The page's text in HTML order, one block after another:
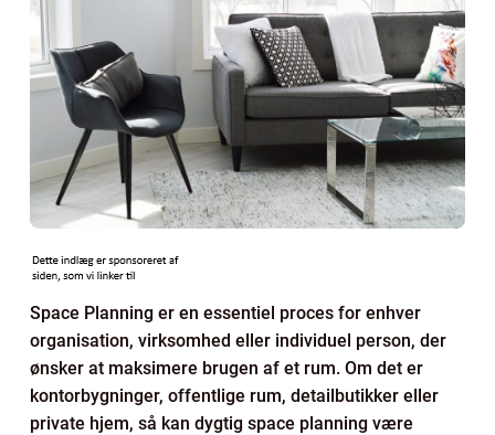
Space Planning er en essentiel proces for enhver
organisation, virksomhed eller individuel person, der
ønsker at maksimere brugen af et rum. Om det er
kontorbygninger, offentlige rum, detailbutikker eller
private hjem, så kan dygtig space planning være